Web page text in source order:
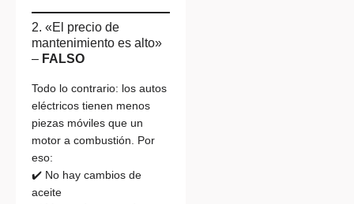
2. «El precio de
mantenimiento es alto»
– FALSO
Todo lo contrario: los autos
eléctricos tienen menos
piezas móviles que un
motor a combustión. Por
eso:
✔️ No hay cambios de
aceite